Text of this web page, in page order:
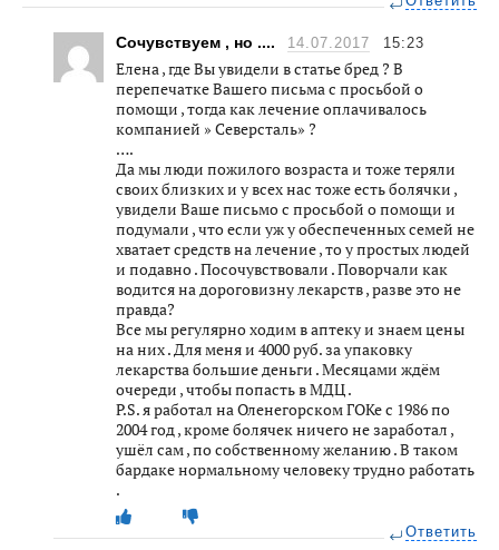
Сочувствуем , но .... 14.07.2017 15:23
Елена , где Вы увидели в статье бред ? В
перепечатке Вашего письма с просьбой о
помощи , тогда как лечение оплачивалось
компанией » Северсталь» ?
….
Да мы люди пожилого возраста и тоже теряли
своих близких и у всех нас тоже есть болячки ,
увидели Ваше письмо с просьбой о помощи и
подумали , что если уж у обеспеченных семей не
хватает средств на лечение , то у простых людей
и подавно . Посочувствовали . Поворчали как
водится на дороговизну лекарств , разве это не
правда?
Все мы регулярно ходим в аптеку и знаем цены
на них . Для меня и 4000 руб. за упаковку
лекарства большие деньги . Месяцами ждём
очереди , чтобы попасть в МДЦ .
P.S. я работал на Оленегорском ГОКе с 1986 по
2004 год , кроме болячек ничего не заработал ,
ушёл сам , по собственному желанию . В таком
бардаке нормальному человеку трудно работать
.
Ответить